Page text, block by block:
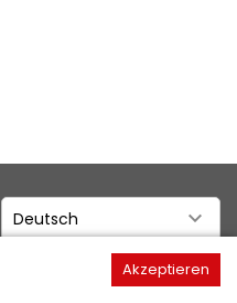
Deutsch
Akzeptieren